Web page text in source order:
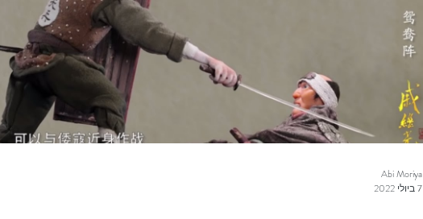
Abi Moriya
7 ביולי 2022